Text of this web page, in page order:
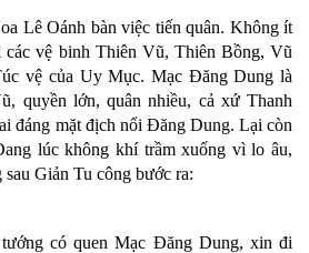
Lê Oánh bàn việc tiến quân. Không ít
vệ binh Thiên Vũ, Thiên Bồng, Vũ
vệ của Uy Mục. Mạc Đăng Dung là
quyền lớn, quân nhiều, cả xứ Thanh
đáng mặt địch nổi Đăng Dung. Lại còn
lúc không khí trầm xuống vì lo âu,
Giản Tu công bước ra:
có quen Mạc Đăng Dung, xin đi